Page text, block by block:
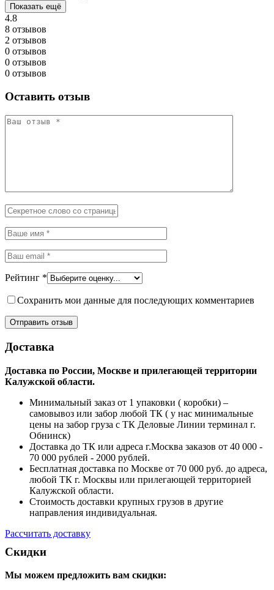
Показать ещё
4.8
8 отзывов
2 отзывов
0 отзывов
0 отзывов
0 отзывов
Оставить отзыв
Рейтинг *
Сохранить мои данные для последующих комментариев
Доставка
Доставка по России, Москве и прилегающей территории
Калужской области.
Минимальный заказ от 1 упаковки ( коробки) –
самовывоз или забор любой ТК ( у нас минимальные
цены на забор груза с ТК Деловые Линии терминал г.
Обнинск)
Доставка до ТК или адреса г.Москва заказов от 40 000 -
70 000 рублей - 2000 рублей.
Бесплатная доставка по Москве от 70 000 руб. до адреса,
любой ТК г. Москвы или прилегающей территорией
Калужской области.
Стоимость доставки крупных грузов в другие
направления индивидуальная.
Рассчитать доставку
Скидки
Мы можем предложить вам скидки: